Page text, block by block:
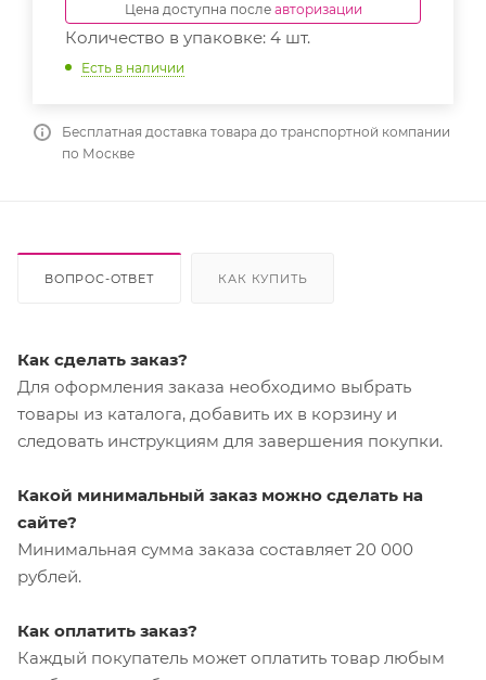
Цена доступна после авторизации
Количество в упаковке: 4 шт.
Есть в наличии
Бесплатная доставка товара до транспортной компании
по Москве
ВОПРОС-ОТВЕТ КАК КУПИТЬ
Как сделать заказ?
Для оформления заказа необходимо выбрать
товары из каталога, добавить их в корзину и
следовать инструкциям для завершения покупки.
Какой минимальный заказ можно сделать на
сайте?
Минимальная сумма заказа составляет 20 000
рублей.
Как оплатить заказ?
Каждый покупатель может оплатить товар любым